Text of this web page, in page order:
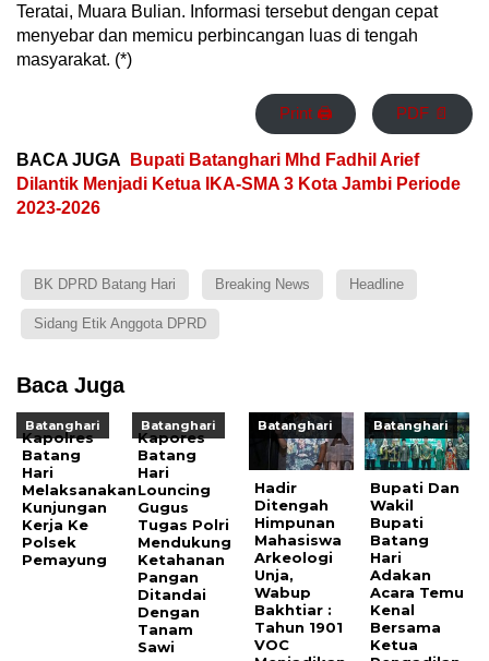
Teratai, Muara Bulian. Informasi tersebut dengan cepat
menyebar dan memicu perbincangan luas di tengah
masyarakat. (*)
Print 🖨 PDF 📄
BACA JUGA
Bupati Batanghari Mhd Fadhil Arief
Dilantik Menjadi Ketua IKA-SMA 3 Kota Jambi Periode
2023-2026
BK DPRD Batang Hari Breaking News Headline
Sidang Etik Anggota DPRD
Baca Juga
Batanghari
Kapolres
Batang
Hari
Melaksanakan
Kunjungan
Kerja Ke
Polsek
Pemayung
Batanghari
Kapores
Batang
Hari
Louncing
Gugus
Tugas Polri
Mendukung
Ketahanan
Pangan
Ditandai
Dengan
Tanam
Sawi
Batanghari
Hadir
Ditengah
Himpunan
Mahasiswa
Arkeologi
Unja,
Wabup
Bakhtiar :
Tahun 1901
VOC
Batanghari
Bupati Dan
Wakil
Bupati
Batang
Hari
Adakan
Acara Temu
Kenal
Bersama
Ketua